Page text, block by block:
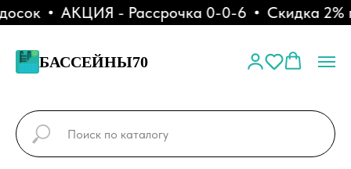
АКЦИЯ - Рассрочка 0-0-6 Скидка 2%
БАССЕЙНЫ70